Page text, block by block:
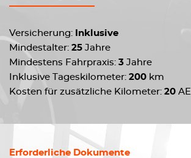
Versicherung:
Inklusive
Mindestalter: 25 Jahre
Mindestens Fahrpraxis: 3 Jahre
Inklusive Tageskilometer: 200 km
Kosten für zusätzliche Kilometer: 20
Erforderliche Dokumente